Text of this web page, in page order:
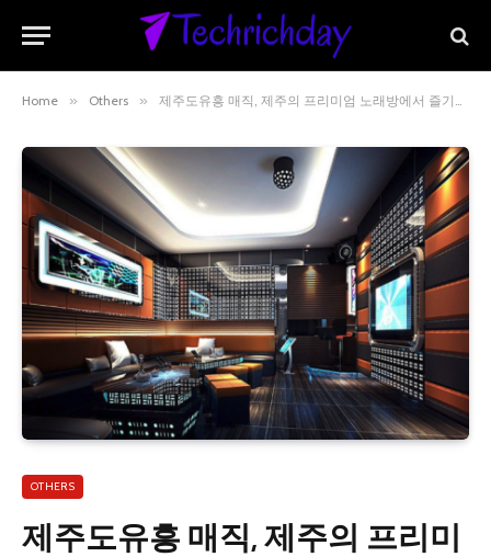
Home » Others » 제주도유흥 매직, 제주의 프리미엄 노래방에서 즐기는 럭셔리 음주 파티 경험
OTHERS
제주도유흥 매직, 제주의 프리미